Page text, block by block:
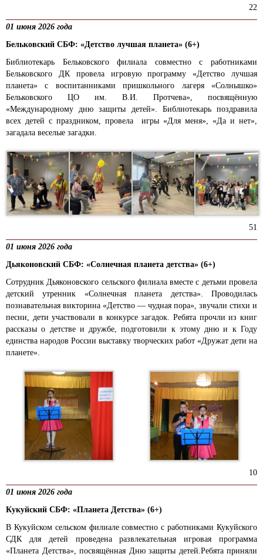
22
01 июня 2026 года
Бельковский СБФ: «Детство лучшая планета» (6+)
Библиотекарь Бельковского филиала совместно с работниками
Бельковского ДК провела игровую программу «Детство лучшая
планета» с воспитанниками пришкольного лагеря «Солнышко»
Бельковского ЦО им. В.И. Протчева», посвящённую
«Международному дню защиты детей». Библиотекарь поздравила
всех детей с праздником, провела игры «Для меня», «Да и нет»,
загадала веселые загадки.
51
01 июня 2026 года
Дьяконовский СБФ: «Солнечная планета детства» (6+)
Сотрудник Дьяконовского сельского филиала вместе с детьми провела
детский утренник «Солнечная планета детства». Проводилась
познавательная викторина «Детство — чудная пора», звучали стихи и
песни, дети участвовали в конкурсе загадок. Ребята прочли из книг
рассказы о детстве и дружбе, подготовили к этому дню и к Году
единства народов России выставку творческих работ «Дружат дети на
планете».
10
01 июня 2026 года
Кукуйский СБФ: «Планета Детства» (6+)
В Кукуйском сельском филиале совместно с работниками Кукуйского
СДК для детей проведена развлекательная игровая программа
«Планета Детства», посвящённая Дню защиты детей.Ребята приняли